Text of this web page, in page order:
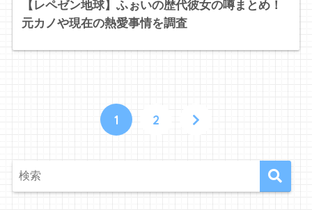
【レペゼン地球】ふぉいの歴代彼女の噂まとめ！
元カノや現在の熱愛事情を調査
1 2